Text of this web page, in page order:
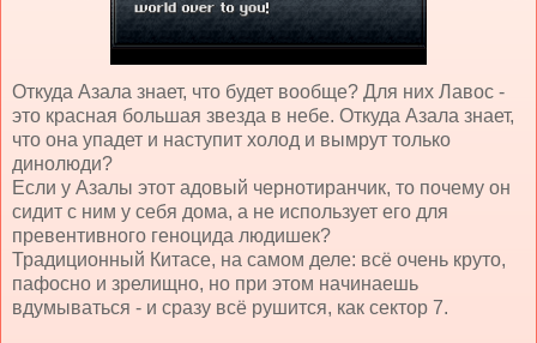
Откуда Азала знает, что будет вообще? Для них Лавос -
это красная большая звезда в небе. Откуда Азала знает,
что она упадет и наступит холод и вымрут только
динолюди?
Если у Азалы этот адовый чернотиранчик, то почему он
сидит с ним у себя дома, а не использует его для
превентивного геноцида людишек?
Традиционный Китасе, на самом деле: всё очень круто,
пафосно и зрелищно, но при этом начинаешь
вдумываться - и сразу всё рушится, как сектор 7.